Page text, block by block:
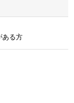
ある方